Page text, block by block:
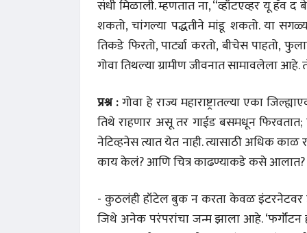
संधी मिळाली. म्हणतात ना, “व्हॉटएव्हर यू
शकतो, चांगल्या पद्धतीने मांडू शकतो. या
तिकडे फिरतो, पार्ट्या करतो, बीचेस पाहतो,
गोवा तिथल्या ग्रामीण जीवनात सामावलेला आहे.
प्रश्न :गोवा हे राज्य महाराष्ट्रातल्या एका
तिथे राहणार असू तर गाईड बसमधून फिरवतात;
नेटिव्हनेस त्यात येत नाही. त्यासाठी अधिक
काय केलं? आणि चित्र काढण्याकडे कसे आलात?
- कुठलंही हॉटेल बुक न करता केवळ इंटरनेटवर
जिथे अनेक परंपरांचा जन्म झाला आहे. ‘फर्गॉटन
धार्मिक व सामाजिक सुधारणा हे पुस्तक खरेदी
करण्यासाठी येथे क्लिक करा.